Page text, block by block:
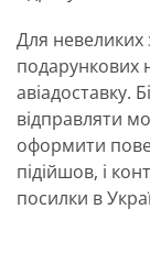
Для невеликих
подарункових
авіадоставку.
відправляти
оформити
підійшов, і
посилки в